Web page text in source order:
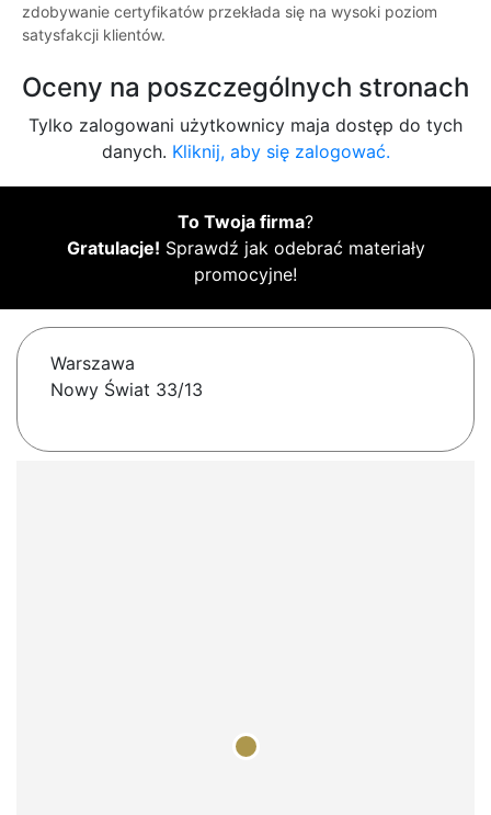
zdobywanie certyfikatów przekłada się na wysoki poziom
satysfakcji klientów.
Oceny na poszczególnych stronach
Tylko zalogowani użytkownicy maja dostęp do tych
danych. Kliknij, aby się zalogować.
To Twoja firma?
Gratulacje! Sprawdź jak odebrać materiały
promocyjne!
Warszawa
Nowy Świat 33/13